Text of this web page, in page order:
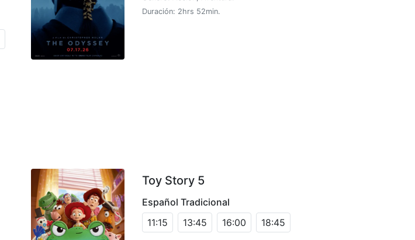
Duración: 2hrs 52min.
Toy Story 5
Español Tradicional
11:15
13:45 16:00 18:45